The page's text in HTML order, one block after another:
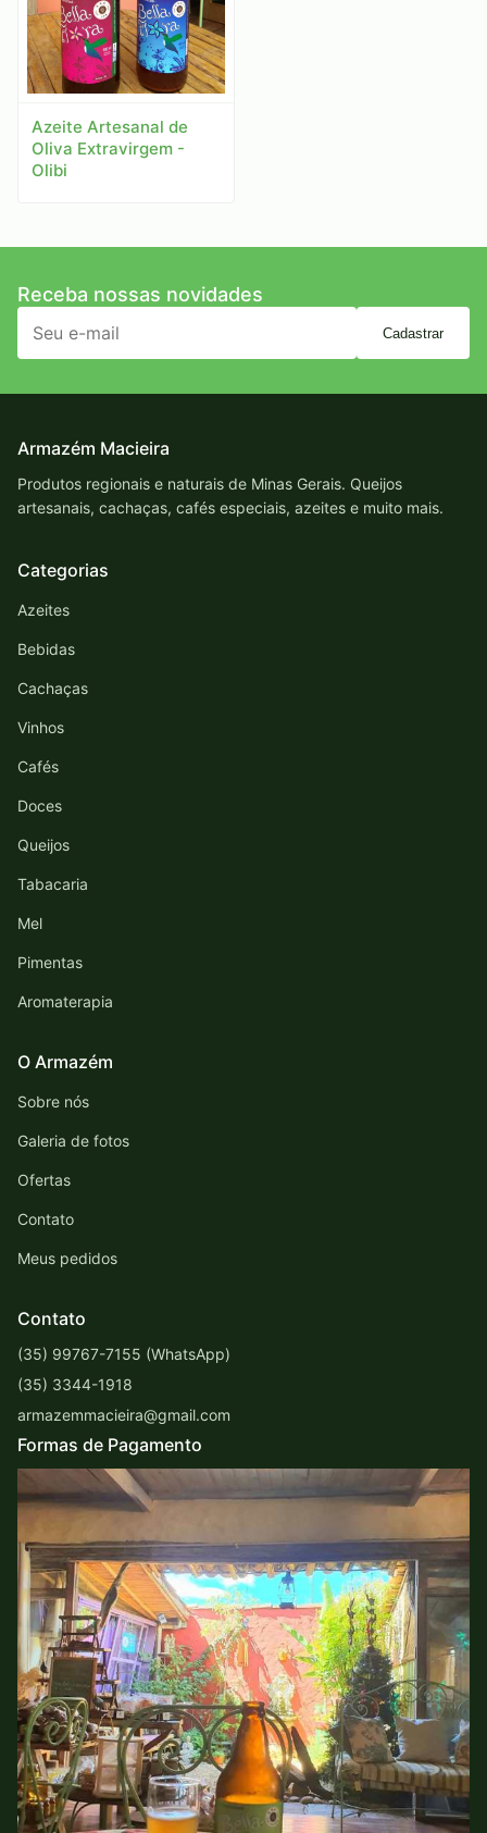
Azeite Artesanal de
Oliva Extravirgem -
Olibi
Receba nossas novidades
Cadastrar
Armazém Macieira
Produtos regionais e naturais de Minas Gerais. Queijos
artesanais, cachaças, cafés especiais, azeites e muito mais.
Categorias
Azeites
Bebidas
Cachaças
Vinhos
Cafés
Doces
Queijos
Tabacaria
Mel
Pimentas
Aromaterapia
O Armazém
Sobre nós
Galeria de fotos
Ofertas
Contato
Meus pedidos
Contato
(35) 99767-7155 (WhatsApp)
(35) 3344-1918
armazemmacieira@gmail.com
Formas de Pagamento